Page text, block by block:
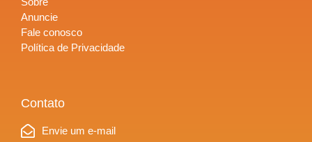
Anuncie
Fale conosco
Política de Privacidade
Contato
Envie um e-mail